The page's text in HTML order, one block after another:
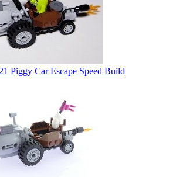
Piggy Car Escape Speed Build